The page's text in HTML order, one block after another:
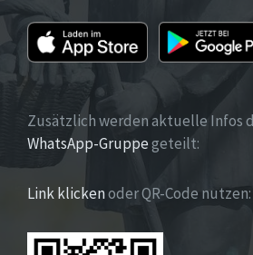
Zusätzlich werden aktuelle Infos
WhatsApp-Gruppegeteilt:
Link klickenoder QR-Code nutzen: